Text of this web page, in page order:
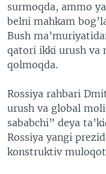
XABARLAR
TELEGRAM
TWITTER
SOUNDCLOUD
surmoqda, ammo
belni mahkam
Bush
qatori ikki urush va
qolmoqda.
Rossiya rahbari
urush va global
sababchi” deya
Rossiya yangi
konstruktiv